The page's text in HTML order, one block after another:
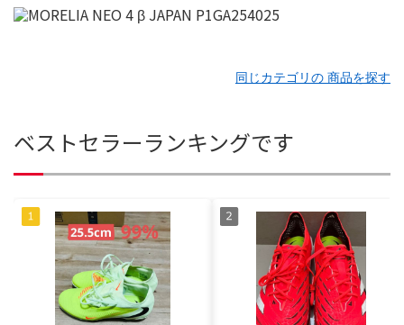
同じカテゴリの 商品を探す
ベストセラーランキングです